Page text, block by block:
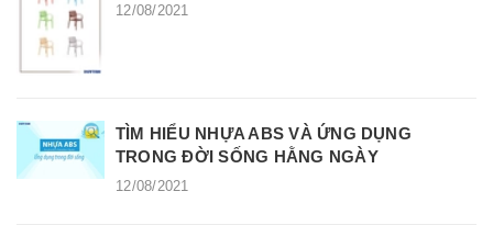
12/08/2021
TÌM HIỂU NHỰA ABS VÀ ỨNG DỤNG
TRONG ĐỜI SỐNG HẰNG NGÀY
12/08/2021